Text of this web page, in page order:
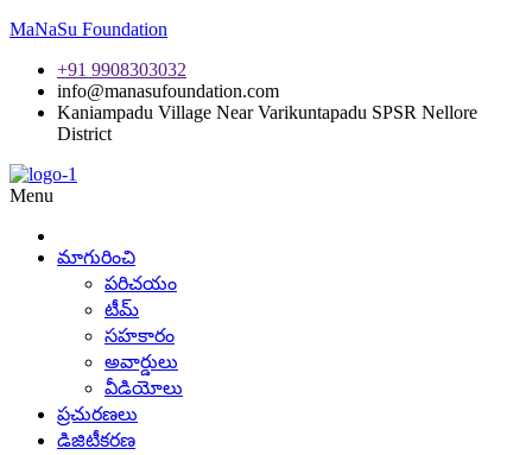
MaNaSu Foundation
+91 9908303032
info@manasufoundation.com
Kaniampadu Village Near Varikuntapadu SPSR Nellore
District
Menu
మాగురించి
పరిచయం
టీమ్
సహకారం
అవార్డులు
వీడియోలు
ప్రచురణలు
డిజిటీకరణ